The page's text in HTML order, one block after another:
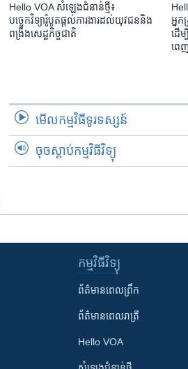
Hello VOA សំឡេង​ជំនាន់​ថ្មី៖
បច្ចេកវិទ្យា​រ៉ូបូត​ផ្តល់​ការងារ​ដល់​យុវជននិង​
ពង្រឹង​​សេដ្ឋកិច្ច​ជាតិ​​​​​​
អ្ន
ដើម្
ពេ
មើល​កម្មវិធី​ទូរទស្សន៍
ចុចស្តាប់កម្មវិធីវិទ្យុ
កម្មវិធី​វិទ្យុ
ព័ត៌មាន​ពេល​ព្រឹក
ព័ត៌មាន​​ពេល​រាត្រី
Hello VOA